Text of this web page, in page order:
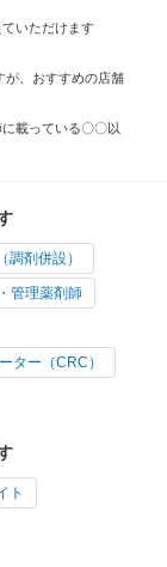
ていただけます
が、おすすめの店舗
載っている〇〇以
調剤併設）
管理薬剤師
ター（CRC）
ト